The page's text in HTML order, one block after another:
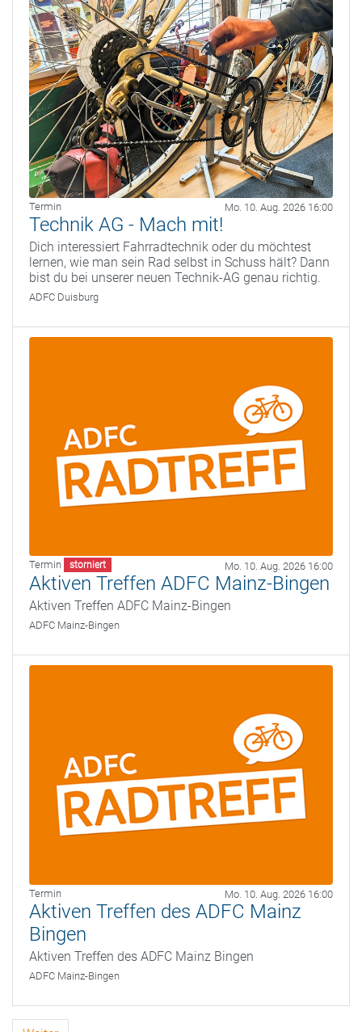
Termin Mo. 10. Aug. 2026 16:00
Technik AG - Mach mit!
Dich interessiert Fahrradtechnik oder du möchtest
lernen, wie man sein Rad selbst in Schuss hält? Dann
bist du bei unserer neuen Technik-AG genau richtig.
ADFC Duisburg
Termin storniert Mo. 10. Aug. 2026 16:00
Aktiven Treffen ADFC Mainz-Bingen
Aktiven Treffen ADFC Mainz-Bingen
ADFC Mainz-Bingen
Termin Mo. 10. Aug. 2026 16:00
Aktiven Treffen des ADFC Mainz
Bingen
Aktiven Treffen des ADFC Mainz Bingen
ADFC Mainz-Bingen